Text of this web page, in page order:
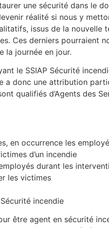
une sécurité dans le
réalité si nous y
issus de la
Ces derniers pourraient
la journée en jour.
le SSIAP Sécurité
a donc une attribution
qualifiés d’Agents des
en occurrence les
d’un incendie
durant les
les victimes
incendie
être agent en sécurité